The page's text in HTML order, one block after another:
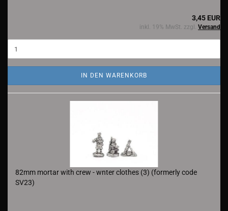
3,45 EUR
inkl. 19% MwSt. zzgl. Versand
IN DEN WARENKORB
82mm mortar with crew - wnter clothes (3) (formerly code
SV23)